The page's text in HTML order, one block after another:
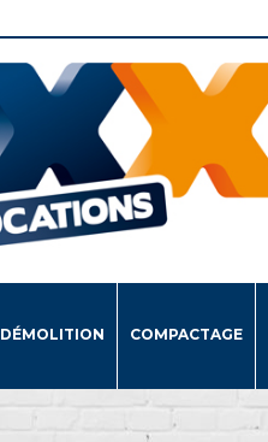
DÉMOLITION COMPACTAGE